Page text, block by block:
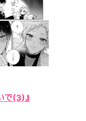
で(3)』